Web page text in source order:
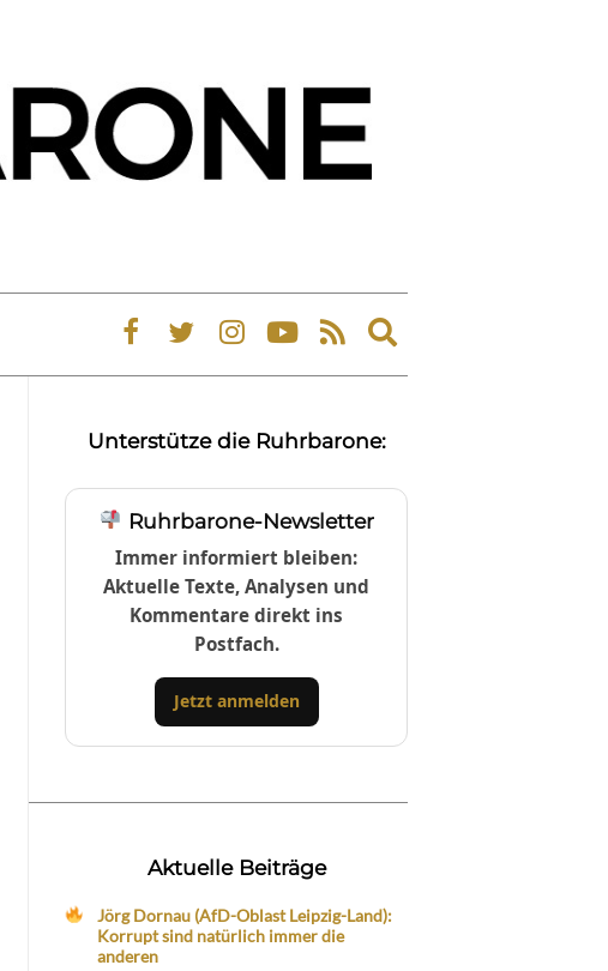
Expand
search
Unterstütze die Ruhrbarone:
Ruhrbarone-Newsletter
Immer informiert bleiben:
Aktuelle Texte, Analysen und
Kommentare direkt ins
Postfach.
Jetzt anmelden
Aktuelle Beiträge
Jörg Dornau (AfD-Oblast Leipzig-Land):
Korrupt sind natürlich immer die
anderen